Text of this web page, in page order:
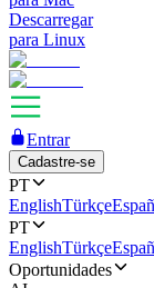
Descarregar
para Linux
Entrar
Cadastre-se
PT
EnglishTürkçe
PT
EnglishTürkçe
Oportunidades